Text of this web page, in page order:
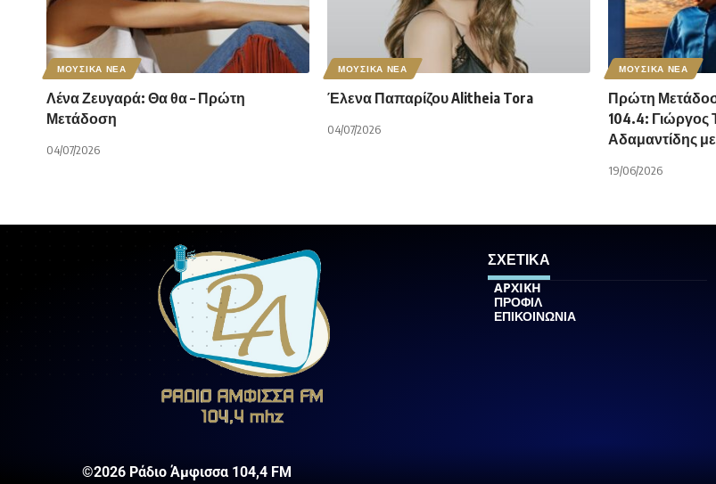
ΜΟΥΣΙΚΑ ΝΕΑ
Λένα Ζευγαρά: Θα θα – Πρώτη
Μετάδοση
04/07/2026
ΜΟΥΣΙΚΑ ΝΕΑ
Έλενα Παπαρίζου Alitheia Tora
04/07/2026
ΜΟΥΣΙΚΑ ΝΕΑ
Πρώτη
104.4: Γιώργος
Αδαμαντίδης
19/06/2026
ΣΧΕΤΙΚΑ
ΑΡΧΙΚΗ
ΠΡΟΦΙΛ
ΕΠΙΚΟΙΝΩΝΙΑ
©2026 Ράδιο Άμφισσα 104,4 FM